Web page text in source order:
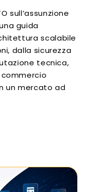
sull’assunzione
guida
scalabile
dalla sicurezza
tecnica,
un mercato ad